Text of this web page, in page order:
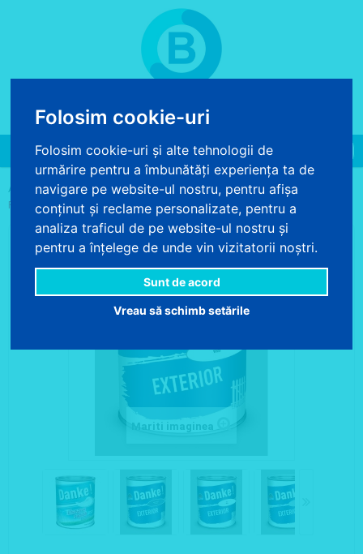
Folosim cookie-uri
Folosim cookie-uri și alte tehnologii de
urmărire pentru a îmbunătăți experiența ta de
navigare pe website-ul nostru, pentru afișa
conținut și reclame personalizate, pentru a
analiza traficul de pe website-ul nostru și
pentru a înțelege de unde vin vizitatorii noștri.
Sunt de acord
Vreau să schimb setările
0 produse - 0.00 lei
Toggle
navigation
ACASA > VOPSELE SI PRODUSE CHIMICE > VOPSEA > VOPSEA
PENTRU METAL SI LEMN DANKE EXTERIOR 2.5L
Mariti imaginea